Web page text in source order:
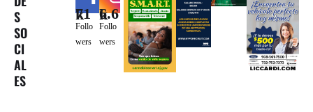
S
SO
CI
AL
ES
71k
Follo
wers
6.6k
Follo
wers